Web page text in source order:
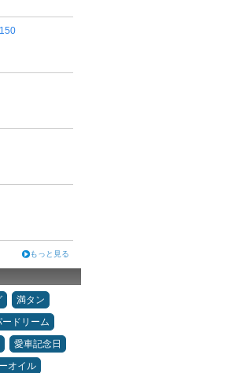
もっと見る
満タン
ドリーム
愛車記念日
オイル